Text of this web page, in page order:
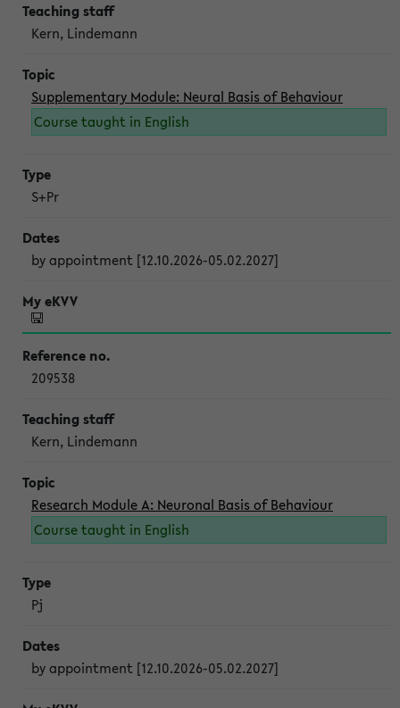
Kern, Lindemann
Supplementary Module: Neural Basis of Behaviour
Course taught in English
S+Pr
by appointment [12.10.2026-05.02.2027]
209538
Kern, Lindemann
Research Module A: Neuronal Basis of Behaviour
Course taught in English
Pj
by appointment [12.10.2026-05.02.2027]